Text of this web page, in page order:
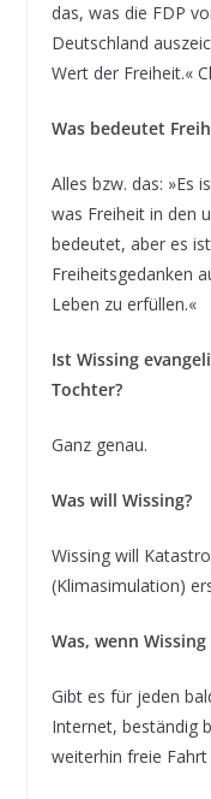
das, was die FDP
Deutschland
Wert der Freiheit.«
Was bedeutet
Alles bzw. das: »Es
was Freiheit in den
bedeutet, aber es
Freiheitsgedanken
Leben zu erfüllen.«
Ist Wissing
Tochter?
Ganz genau.
Was will Wissing?
Wissing will
(Klimasimulation)
Was, wenn
Gibt es für jeden
Internet, beständig
weiterhin freie